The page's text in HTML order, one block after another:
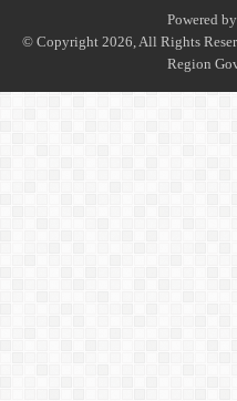
Powered by
© Copyright 2026, All Rights
Region